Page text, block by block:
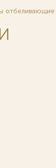
отбеливающие